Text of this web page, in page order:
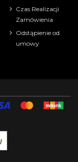
Czas Realizacji
Zamówienia
Odstąpienie od
umowy